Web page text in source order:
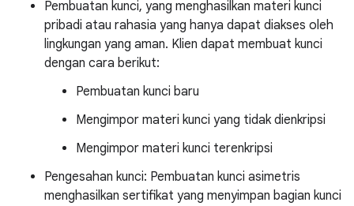
Pembuatan kunci, yang menghasilkan materi kunci
pribadi atau rahasia yang hanya dapat diakses oleh
lingkungan yang aman. Klien dapat membuat kunci
dengan cara berikut:
Pembuatan kunci baru
Mengimpor materi kunci yang tidak dienkripsi
Mengimpor materi kunci terenkripsi
Pengesahan kunci: Pembuatan kunci asimetris
menghasilkan sertifikat yang menyimpan bagian kunci